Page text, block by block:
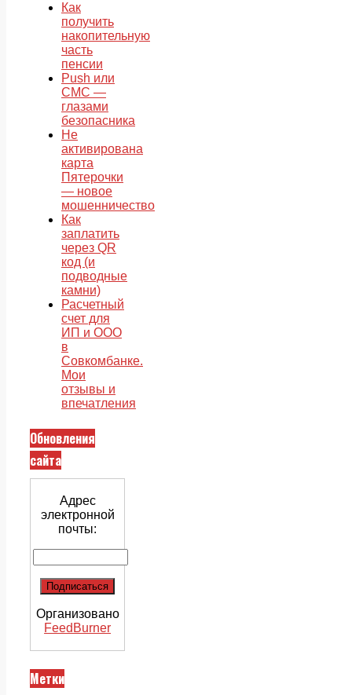
Как
получить
накопительную
часть
пенсии
Push или
СМС —
глазами
безопасника
Не
активирована
карта
Пятерочки
— новое
мошенничество
Как
заплатить
через QR
код (и
подводные
камни)
Расчетный
счет для
ИП и ООО
в
Совкомбанке.
Мои
отзывы и
впечатления
Обновления
сайта
Адрес
электронной
почты:
Организовано
FeedBurner
Метки